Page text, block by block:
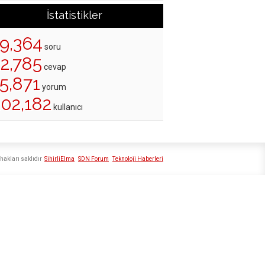
İstatistikler
soru
cevap
yorum
kullanıcı
SihirliElma SDN Forum Teknoloji Haberleri
saklıdır